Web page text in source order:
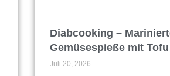
Diabcooking –
Gemüsespieße mit Tofu
Juli 20, 2026